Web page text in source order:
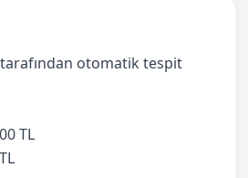
otomatik tespit
TL